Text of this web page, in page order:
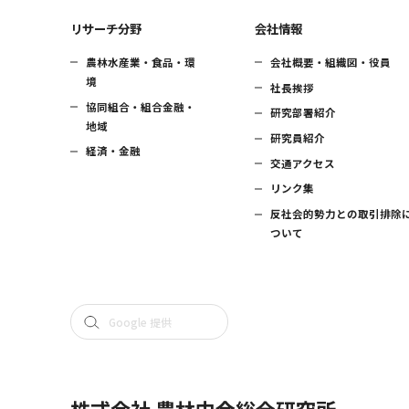
リサーチ分野
農林水産業・食品・環
境
協同組合・組合金融・
地域
経済・金融
会社情報
会社概要・組織図・役員
社長挨拶
研究部署紹介
研究員紹介
交通アクセス
リンク集
反社会的勢力との取引排除
ついて